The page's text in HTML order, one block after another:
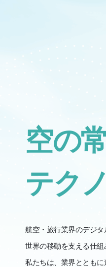
空の
テク ノ
航空・ 旅行業界のデジタ
世界の移動を支え る仕組
私たちは 業界と と もに